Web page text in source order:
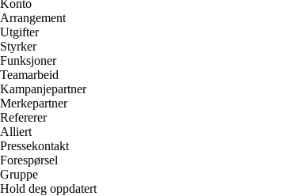
Konto
Arrangement
Utgifter
Styrker
Funksjoner
Teamarbeid
Kampanjepartner
Merkepartner
Refererer
Alliert
Pressekontakt
Forespørsel
Gruppe
Hold deg oppdatert